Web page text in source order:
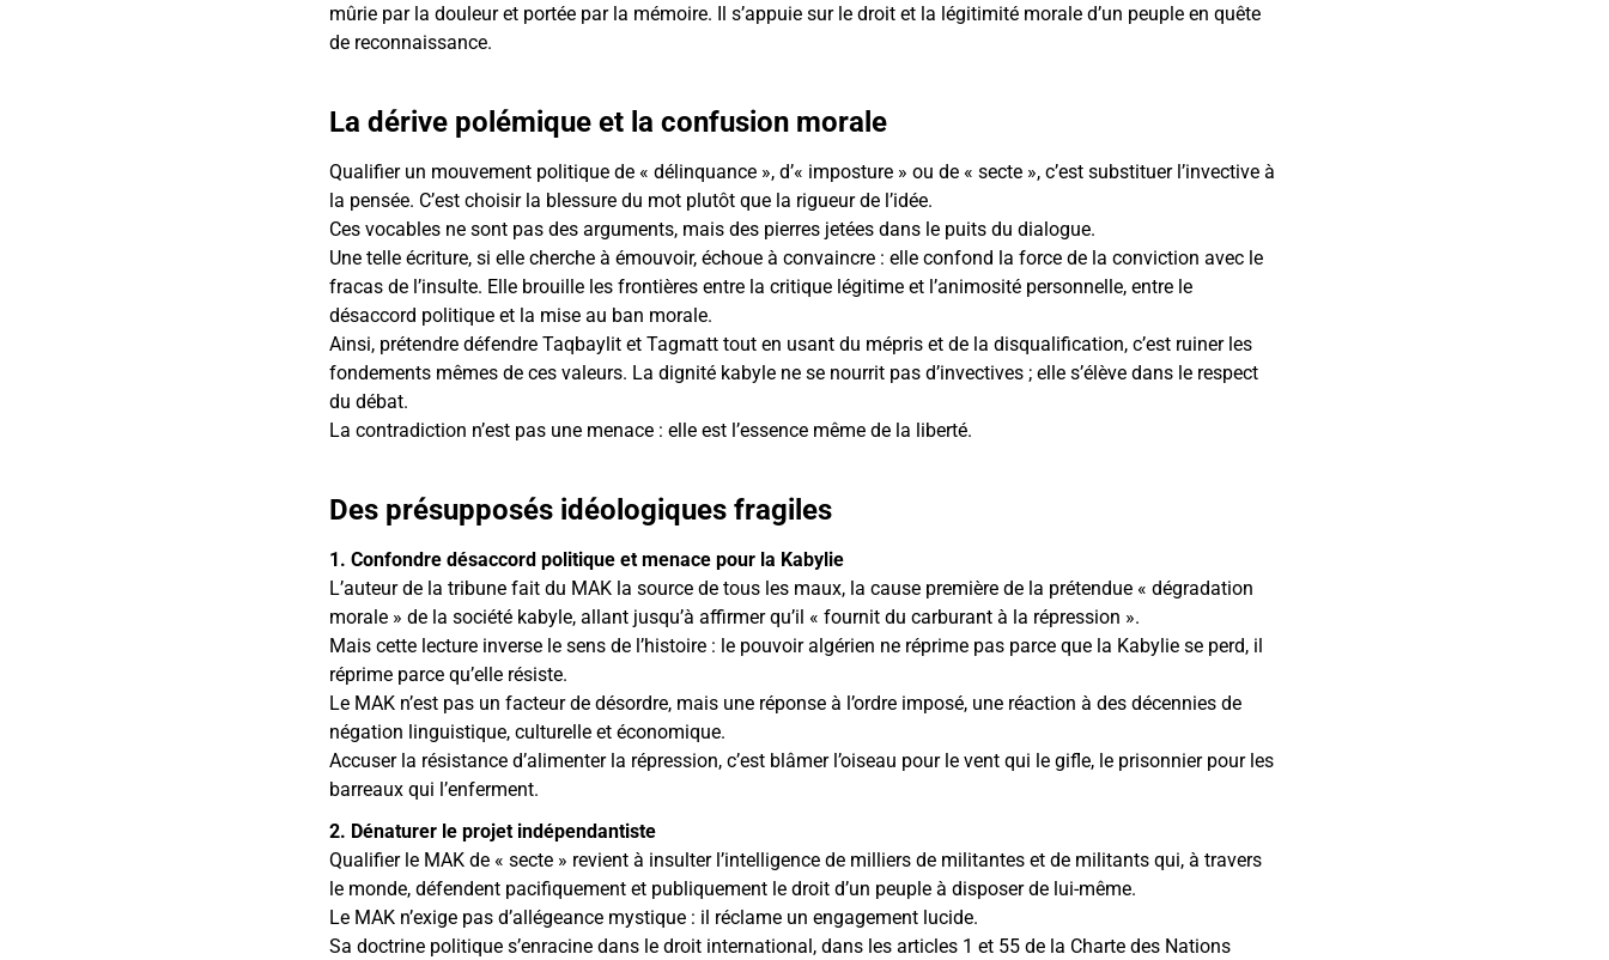
mûrie par la douleur et portée par la mémoire. Il s’appuie sur le droit et la légitimité morale d’un peuple en quête
de reconnaissance.
La dérive polémique et la confusion morale
Qualifier un mouvement politique de « délinquance », d’« imposture » ou de « secte », c’est substituer l’invective à
la pensée. C’est choisir la blessure du mot plutôt que la rigueur de l’idée.
Ces vocables ne sont pas des arguments, mais des pierres jetées dans le puits du dialogue.
Une telle écriture, si elle cherche à émouvoir, échoue à convaincre : elle confond la force de la conviction avec le
fracas de l’insulte. Elle brouille les frontières entre la critique légitime et l’animosité personnelle, entre le
désaccord politique et la mise au ban morale.
Ainsi, prétendre défendre Taqbaylit et Tagmatt tout en usant du mépris et de la disqualification, c’est ruiner les
fondements mêmes de ces valeurs. La dignité kabyle ne se nourrit pas d’invectives ; elle s’élève dans le respect
du débat.
La contradiction n’est pas une menace : elle est l’essence même de la liberté.
Des présupposés idéologiques fragiles
1. Confondre désaccord politique et menace pour la Kabylie
L’auteur de la tribune fait du MAK la source de tous les maux, la cause première de la prétendue « dégradation
morale » de la société kabyle, allant jusqu’à affirmer qu’il « fournit du carburant à la répression ».
Mais cette lecture inverse le sens de l’histoire : le pouvoir algérien ne réprime pas parce que la Kabylie se perd, il
réprime parce qu’elle résiste.
Le MAK n’est pas un facteur de désordre, mais une réponse à l’ordre imposé, une réaction à des décennies de
négation linguistique, culturelle et économique.
Accuser la résistance d’alimenter la répression, c’est blâmer l’oiseau pour le vent qui le gifle, le prisonnier pour les
barreaux qui l’enferment.
2. Dénaturer le projet indépendantiste
Qualifier le MAK de « secte » revient à insulter l’intelligence de milliers de militantes et de militants qui, à travers
le monde, défendent pacifiquement et publiquement le droit d’un peuple à disposer de lui-même.
Le MAK n’exige pas d’allégeance mystique : il réclame un engagement lucide.
Sa doctrine politique s’enracine dans le droit international, dans les articles 1 et 55 de la Charte des Nations